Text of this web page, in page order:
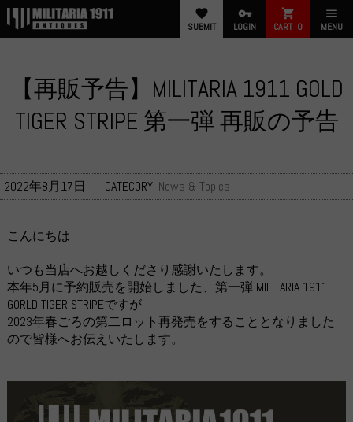
favorite
SUBMIT
vpn_key
LOGIN
shopping_cart
CART 0
menu
MENU
【再販予告】MILITARIA 1911 GOLD
TIGER STRIPE 第一弾 再販の予告
2022年8月17日 CATECORY: News & Topics
こんにちは
いつも当店へお越しくださり感謝いたします。
本年5月に予約販売を開始しました、第一弾 MILITARIA 1911
GORLD TIGER STRIPEですが
2023年春ごろの第二ロット再発売をすることとなりました
ので皆様へお伝えいたします。